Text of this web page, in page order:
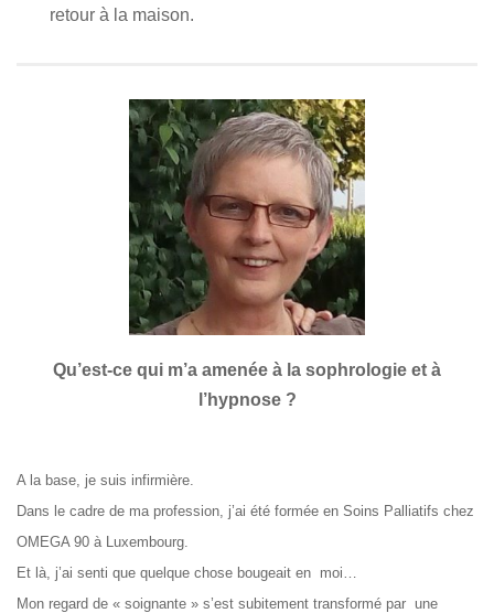
retour à la maison.
Qu’est-ce qui m’a amenée à la sophrologie et à
l’hypnose ?
A la base, je suis infirmière.
Dans le cadre de ma profession, j’ai été formée en Soins Palliatifs chez
OMEGA 90 à Luxembourg.
Et là, j’ai senti que quelque chose bougeait en moi…
Mon regard de « soignante » s’est subitement transformé par une